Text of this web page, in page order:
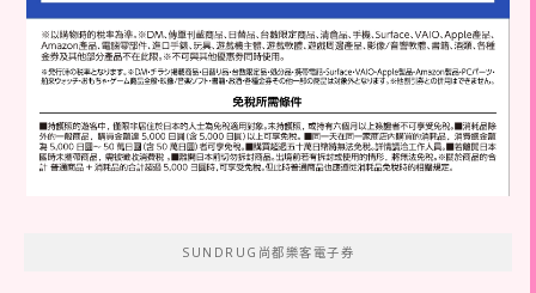
SUNDRUG尚都樂客電子券